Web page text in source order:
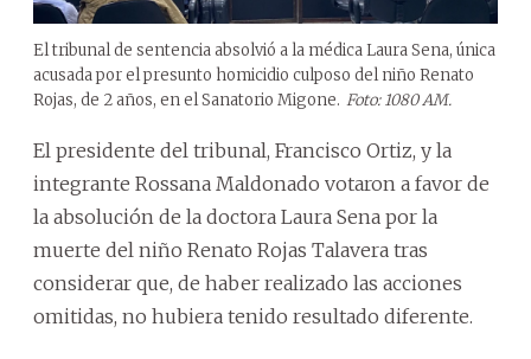
El tribunal de sentencia absolvió a la médica Laura Sena, única
acusada por el presunto homicidio culposo del niño Renato
Rojas, de 2 años, en el Sanatorio Migone. Foto: 1080 AM.
El presidente del tribunal, Francisco Ortiz, y la
integrante Rossana Maldonado votaron a favor de
la absolución de la doctora Laura Sena por la
muerte del niño Renato Rojas Talavera tras
considerar que, de haber realizado las acciones
omitidas, no hubiera tenido resultado diferente.